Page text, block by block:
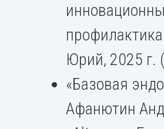
Юрий, 2025 г.
«Базовая
Афанютин